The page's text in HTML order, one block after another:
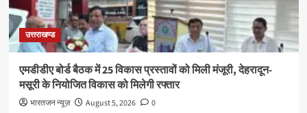
उत्तराखण्ड
एमडीडीए बोर्ड बैठक में 25 विकास प्रस्तावों को मिली मंजूरी, देहरादून-
मसूरी के नियोजित विकास को मिलेगी रफ्तार
भारतजन न्यूज़ August 5, 2026 0